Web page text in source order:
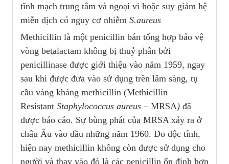
tĩnh mạch trung tâm và ngoại vi hoặc suy giảm hệ
miễn dịch có nguy cơ nhiễm S.aureus
Methicillin là một penicillin bán tổng hợp bảo vệ
vòng betalactam không bị thuỷ phân bởi
penicillinase được giới thiệu vào năm 1959, ngay
sau khi được đưa vào sử dụng trên lâm sàng, tụ
cầu vàng kháng methicillin (Methicillin
Resistant Staphylococcus aureus – MRSA ) đã
được báo cáo. Sự bùng phát của MRSA xảy ra ở
châu Âu vào đầu những năm 1960. Do độc tính,
hiện nay methicillin không còn được sử dụng cho
người và thay vào đó là các penicillin ổn định hơn